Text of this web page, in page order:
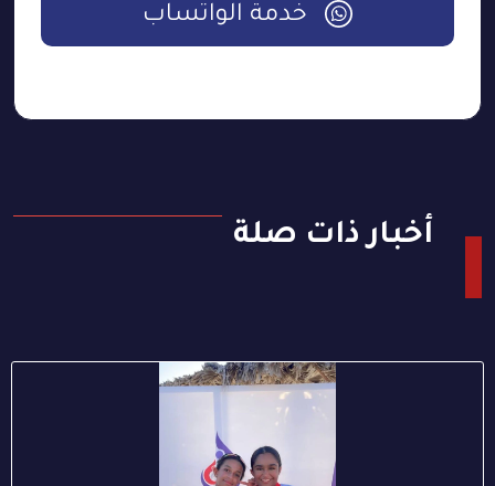
خدمة الواتساب
أخبار ذات صلة